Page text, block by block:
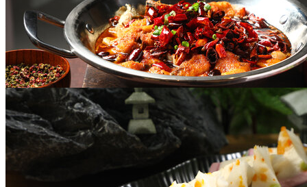
娃娃菜烧肥肠￥47